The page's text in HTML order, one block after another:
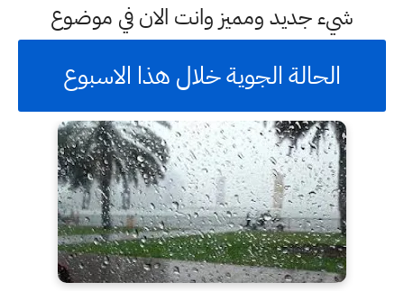
شيء جديد ومميز وانت الان في موضوع
الحالة الجوية خلال هذا الاسبوع